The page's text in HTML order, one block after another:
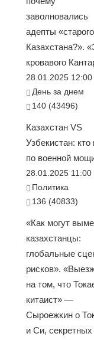
заволновались
адепты
Казахстана?».
кровавого
28.01.2025 12:00
День за днем
140 (43496)
Казахстан VS
Узбекистан: кто
по военной
28.01.2025 11:00
Политика
136 (40833)
«Как могут
казахстанцы:
глобальные
рисков».
на том, что
китаист» —
Сыроежкин о
и Си, секретных